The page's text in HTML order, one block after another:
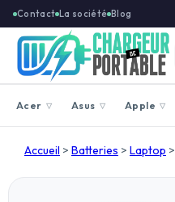
Contact La société Blog
Acer ▽ Asus ▽ Apple ▽
Accueil > Batteries > Laptop >